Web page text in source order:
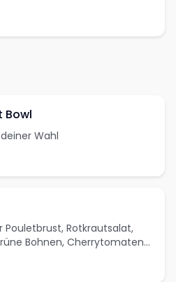
Bowl
Wahl
Rotkrautsalat,
Bohnen, Cherrytomaten